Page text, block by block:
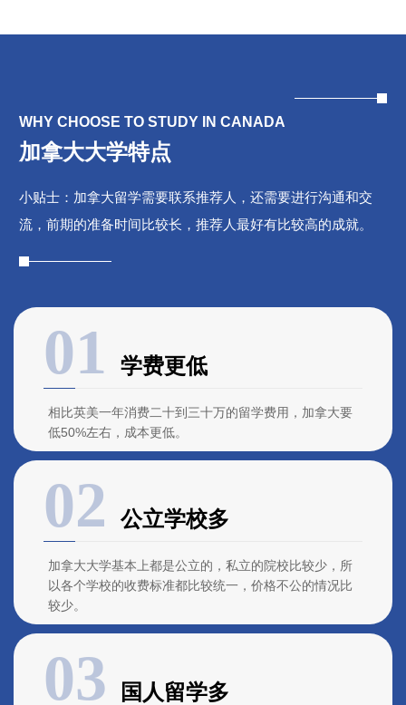
——
加拿大政府非常重视教育，
每年在教育经费方面的支出稳居全球前列。
WHY CHOOSE TO STUDY IN CANADA
加拿大大学特点
小贴士：加拿大留学需要联系推荐人，还需要进行沟通和交
流，前期的准备时间比较长，推荐人最好有比较高的成就。
学费更低
相比英美一年消费二十到三十万的留学费用，加拿大要
低50%左右，成本更低。
公立学校多
加拿大大学基本上都是公立的，私立的院校比较少，所
以各个学校的收费标准都比较统一，价格不公的情况比
较少。
国人留学多